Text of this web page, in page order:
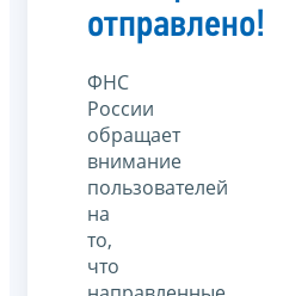
отправлено!
ФНС
России
обращает
внимание
пользователей
на
то,
что